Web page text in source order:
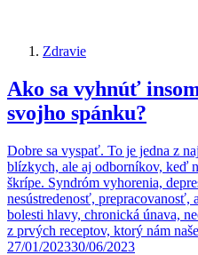
Zdravie
Ako sa vyhnúť
svojho spánku?
Dobre sa vyspať. To je jedna z
blízkych, ale aj odborníkov, keď
škrípe. Syndróm vyhorenia,
nesústredenosť,
bolesti hlavy, chronická únava,
z prvých receptov, ktorý nám
27/01/202330/06/2023